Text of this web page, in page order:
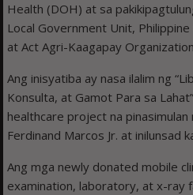
Health (DOH) at sa
Local Government Unit,
at Act Agri-Kaagapay
Ang inisyatiba ay nasa ilalim ng
Konsulta, at Gamot Para sa
healthcare project na pinasimulan
Ferdinand Marcos Jr. at inilunsad
Ang mga newly donated mobile
examination, laboratory, at x-ray